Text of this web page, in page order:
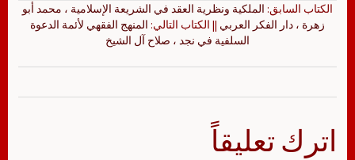
الكتاب السابق: الملكية ونظرية العقد في الشريعة الإسلامية ، محمد أبو
زهرة ، دار الفكر العربي || الكتاب التالي: المنهج الفقهي لأئمة الدعوة
السلفية في نجد ، صلاح آل الشيخ
اترك تعليقاً